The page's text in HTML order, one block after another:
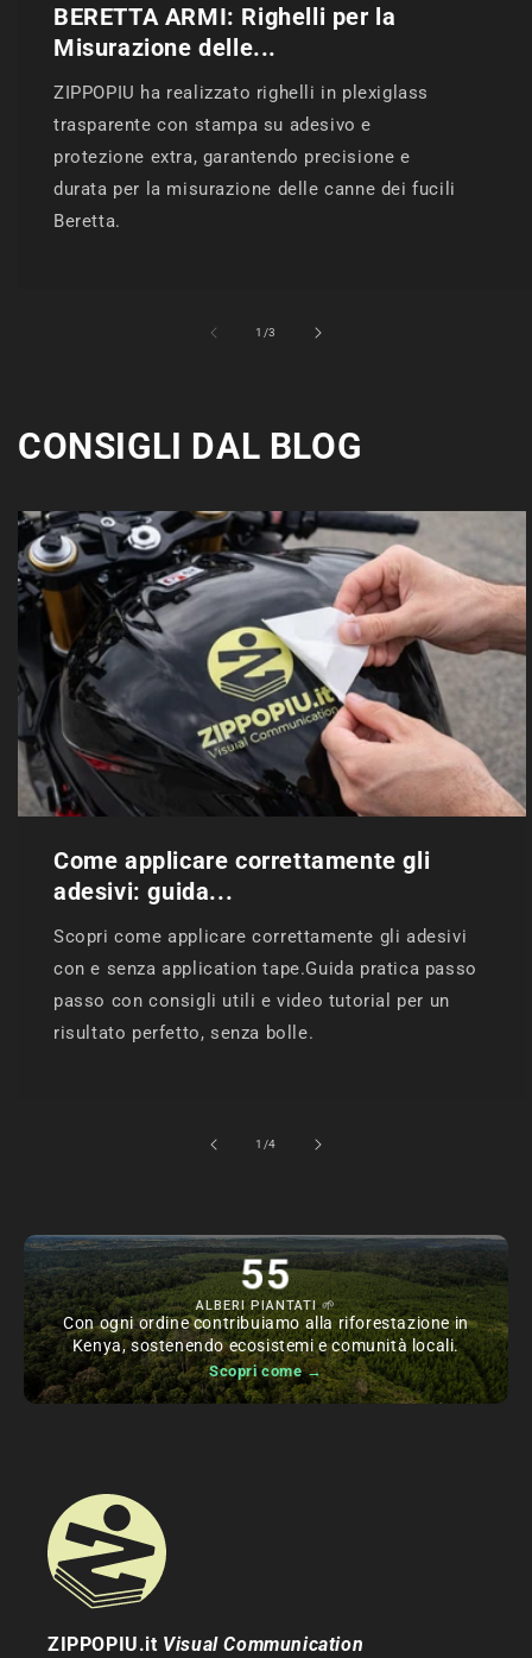
BERETTA ARMI: Righelli per la
Misurazione delle...
ZIPPOPIU ha realizzato righelli in plexiglass
trasparente con stampa su adesivo e
protezione extra, garantendo precisione e
durata per la misurazione delle canne dei fucili
Beretta.
1 /su
3
CONSIGLI DAL BLOG
Come applicare correttamente gli
adesivi: guida...
Scopri come applicare correttamente gli adesivi
con e senza application tape.Guida pratica passo
passo con consigli utili e video tutorial per un
risultato perfetto, senza bolle.
1 /su
4
55
ALBERI PIANTATI 🌱
Con ogni ordine contribuiamo alla riforestazione in
Kenya, sostenendo ecosistemi e comunità locali.
Scopri come →
ZIPPOPIU.it Visual Communication